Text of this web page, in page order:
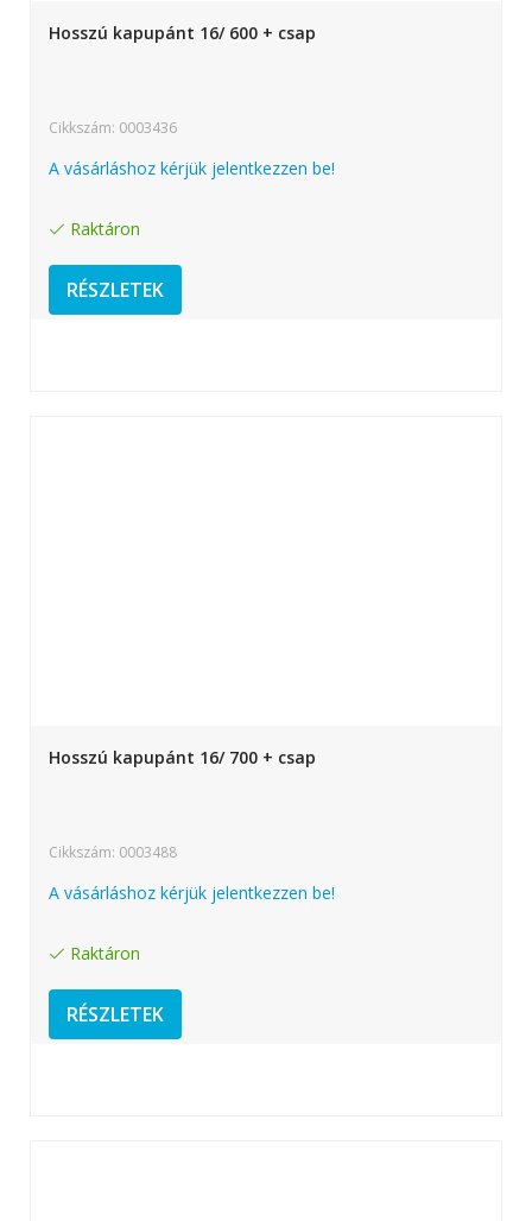
Hosszú kapupánt 16/ 600 + csap
Cikkszám: 0003436
A vásárláshoz kérjük jelentkezzen be!
Raktáron
RÉSZLETEK
Hosszú kapupánt 16/ 700 + csap
Cikkszám: 0003488
A vásárláshoz kérjük jelentkezzen be!
Raktáron
RÉSZLETEK